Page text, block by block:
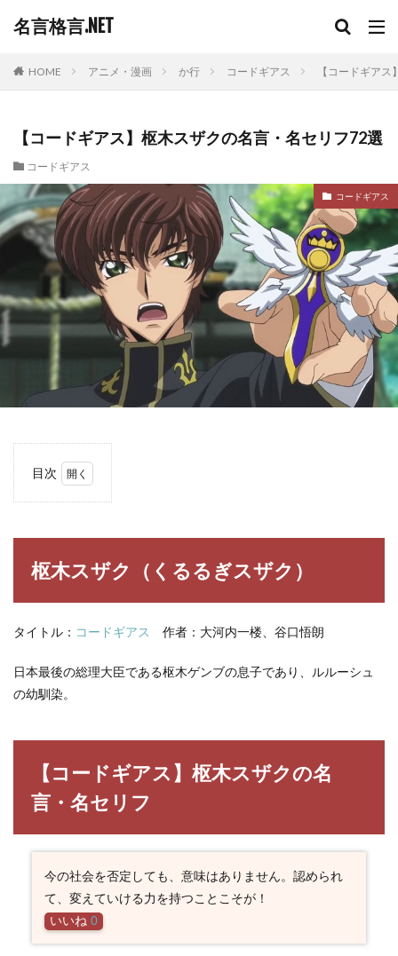
名言格言.NET
HOME アニメ・漫画 か行 コードギアス 【コードギア
【コードギアス】枢木スザクの名言・名セリフ72選
コードギアス
コードギアス
目次
（く
るる
ク）
【コ
ード
ギア
クの
言・
名セ
コー
ドギ
の名
言・
枢木スザク（くるるぎスザク）
タイトル： コードギアス 作者：大河内一楼、谷口悟朗
日本最後の総理大臣である枢木ゲンブの息子であり、ルルーシュ
の幼馴染。
【コードギアス】枢木スザクの名
言・名セリフ
今の社会を否定しても、意味はありません。認められ
て、変えていける力を持つことこそが！
いいね 0